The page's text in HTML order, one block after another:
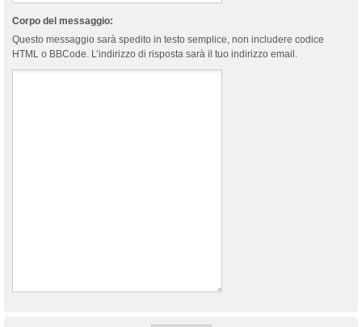
Corpo del messaggio:
Questo messaggio sarà spedito in testo semplice, non includere codice
HTML o BBCode. L’indirizzo di risposta sarà il tuo indirizzo email.